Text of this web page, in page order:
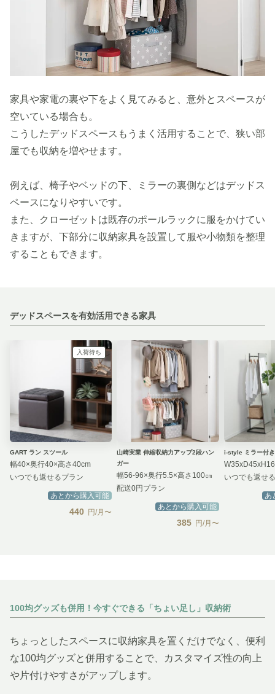
家具や家電の裏や下をよく見てみると、意外とスペースが
空いている場合も。
こうしたデッドスペースもうまく活用することで、狭い部
屋でも収納を増やせます。
例えば、椅子やベッドの下、ミラーの裏側などはデッドス
ペースになりやすいです。
また、クローゼットは既存のポールラックに服をかけてい
きますが、下部分に収納家具を設置して服や小物類を整理
することもできます。
デッドスペースを有効活用できる家具
入荷待ち
GART ラン スツール
幅40×奥行40×高さ40cm
いつでも返せるプラン
あとから購入可能
440 円/月〜
山崎実業 伸縮収納力アップ2段ハン
ガー
幅56-96×奥行5.5×高さ100㎝
配送0円プラン
あとから購入可能
385 円/月〜
i-style ミラー付
いつでも返せ
あ
100均グッズも併用！今すぐできる「ちょい足し」収納術
ちょっとしたスペースに収納家具を置くだけでなく、便利
な100均グッズと併用することで、カスタマイズ性の向上
や片付けやすさがアップします。